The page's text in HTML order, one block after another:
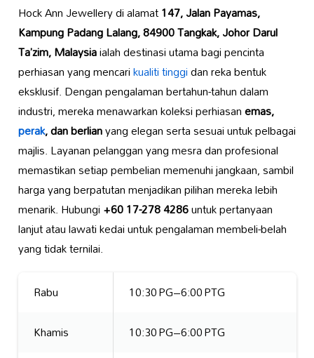
Hock Ann Jewellery di alamat147, Jalan Payamas,
Kampung Padang Lalang, 84900 Tangkak, Johor Darul
Ta’zim, Malaysiaialah destinasi utama bagi pencinta
perhiasan yang mencarikualiti tinggidan reka bentuk
eksklusif. Dengan pengalaman bertahun-tahun dalam
industri, mereka menawarkan koleksi perhiasanemas,
perak, dan berlianyang elegan serta sesuai untuk pelbagai
majlis. Layanan pelanggan yang mesra dan profesional
memastikan setiap pembelian memenuhi jangkaan, sambil
harga yang berpatutan menjadikan pilihan mereka lebih
menarik. Hubungi+60 17-278 4286untuk pertanyaan
lanjut atau lawati kedai untuk pengalaman membeli-belah
yang tidak ternilai.
Rabu
10:30 PG–6:00 PTG
Khamis
10:30 PG–6:00 PTG